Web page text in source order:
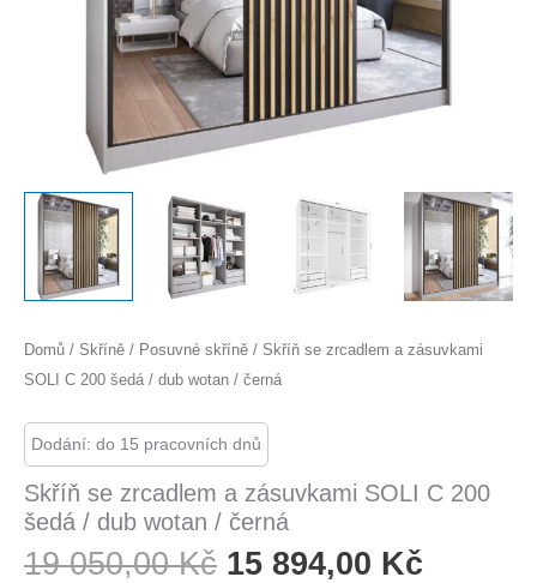
Domů / Skříně / Posuvné skříně / Skříň se zrcadlem a zásuvkami
SOLI C 200 šedá / dub wotan / černá
Dodání: do 15 pracovních dnů
Skříň se zrcadlem a zásuvkami SOLI C 200
šedá / dub wotan / černá
19 050,00Kč Původní
15 894,00 Kč